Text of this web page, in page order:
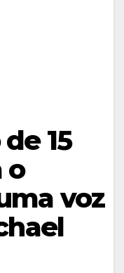
15
o
voz